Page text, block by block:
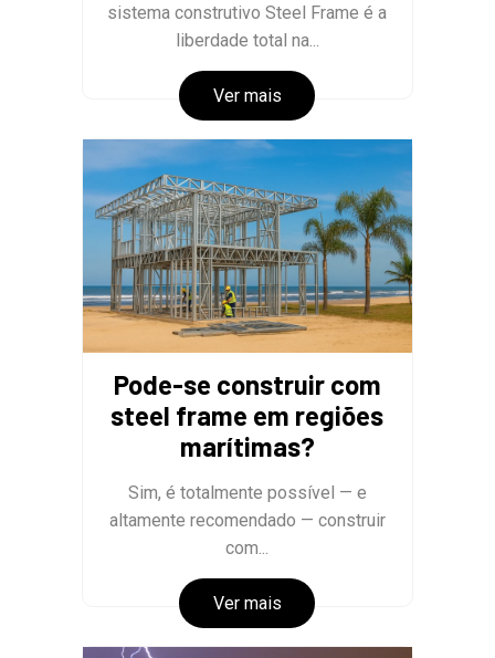
sistema construtivo Steel Frame é a
liberdade total na...
Ver mais
Pode-se construir com
steel frame em regiões
marítimas?
Sim, é totalmente possível — e
altamente recomendado — construir
com...
Ver mais